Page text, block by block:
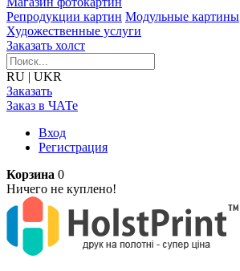
Репродукции картин Модульные картины
Художественные услуги
Заказать холст
RU | UKR
Заказать
Заказ в ЧАТе
Вход
Регистрация
Корзина 0
Ничего не куплено!